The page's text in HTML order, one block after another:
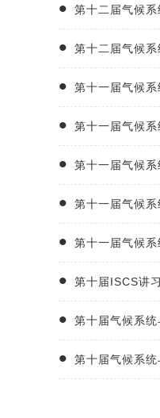
第十二届气候
第十二届气候
第十一届气候
第十一届气候
第十一届气候
第十一届气候
第十一届气候
第十届ISCS讲
第十届气候系
第十届气候系